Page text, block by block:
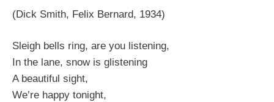
(Dick Smith, Felix Bernard, 1934)
Sleigh bells ring, are you listening,
In the lane, snow is glistening
A beautiful sight,
We’re happy tonight,